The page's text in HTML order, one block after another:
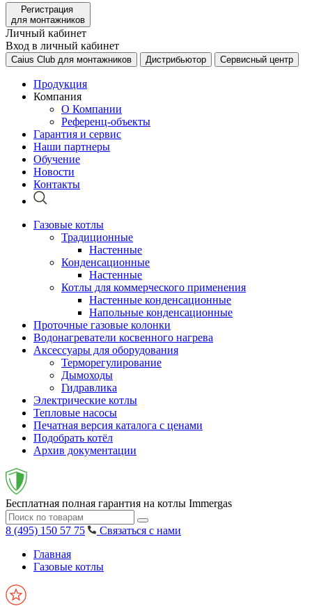
Регистрация
для монтажников
Личный кабинет
Вход в личный кабинет
Caius Club для монтажников Дистрибьютор Сервисный центр
Продукция
Компания
О Компании
Референц-объекты
Гарантия и сервис
Наши партнеры
Обучение
Новости
Контакты
Газовые котлы
Традиционные
Настенные
Конденсационные
Настенные
Котлы для коммерческого применения
Настенные конденсационные
Напольные конденсационные
Проточные газовые колонки
Водонагреватели косвенного нагрева
Аксессуары для оборудования
Терморегулирование
Дымоходы
Гидравлика
Электрические котлы
Тепловые насосы
Печатная версия каталога с ценами
Подобрать котёл
Архив документации
Бесплатная полная гарантия на котлы Immergas
8 (495) 150 57 75
Связаться с нами
Главная
Газовые котлы